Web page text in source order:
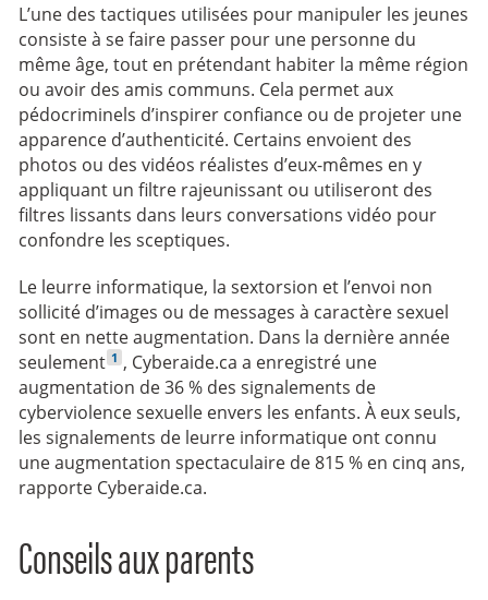
L’une des tactiques utilisées pour manipuler les jeunes
consiste à se faire passer pour une personne du
même âge, tout en prétendant habiter la même région
ou avoir des amis communs. Cela permet aux
pédocriminels d’inspirer confiance ou de projeter une
apparence d’authenticité. Certains envoient des
photos ou des vidéos réalistes d’eux-mêmes en y
appliquant un filtre rajeunissant ou utiliseront des
filtres lissants dans leurs conversations vidéo pour
confondre les sceptiques.
Le leurre informatique, la sextorsion et l’envoi non
sollicité d’images ou de messages à caractère sexuel
sont en nette augmentation. Dans la dernière année
seulement 1 , Cyberaide.ca a enregistré une
augmentation de 36 % des signalements de
cyberviolence sexuelle envers les enfants. À eux seuls,
les signalements de leurre informatique ont connu
une augmentation spectaculaire de 815 % en cinq ans,
rapporte Cyberaide.ca.
Conseils aux parents